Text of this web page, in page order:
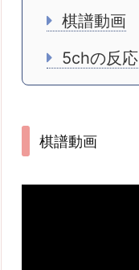
棋譜動画
5chの反応
棋譜動画